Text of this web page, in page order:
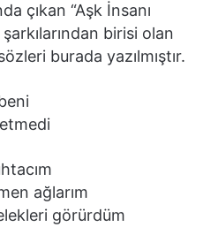
çıkan “Aşk İnsanı
birisi olan
burada yazılmıştır.
ağlarım
görürdüm